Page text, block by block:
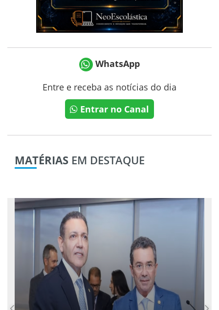
WhatsApp
Entre e receba as notícias do dia
Entrar no Canal
MATÉRIAS EM DESTAQUE